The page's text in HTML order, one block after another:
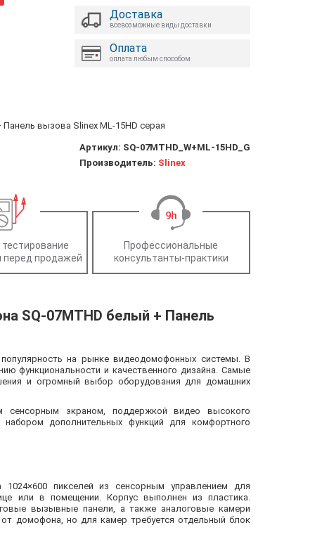
Доставка
всевозможные виды доставки
Оплата
оплата любым способом
вызова Slinex ML-15HD серая
Артикул: SQ-07MTHD_W+ML-15HD_G
Производитель: Slinex
тестирование
перед продажей
Профессиональные
консультанты-практики
SQ-07MTHD белый + Панель
на рынке видеодомофонных системы. В
функциональности и качественного дизайна. Самые
и огромный выбор оборудования для домашних
экраном, поддержкой видео высокого
дополнительных функций для комфортного
пикселей из сенсорным управлением для
или в помещении. Корпус выполнен из пластика.
вызывные панели, а также аналоговые камери
домофона, но для камер требуется отдельный блок